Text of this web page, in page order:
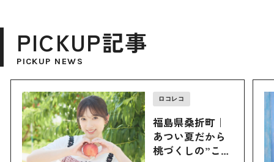
PICKUP記事
PICKUP NEWS
ロコレコ
福島県桑折町｜
あつい夏だから
桃づくしの”こお